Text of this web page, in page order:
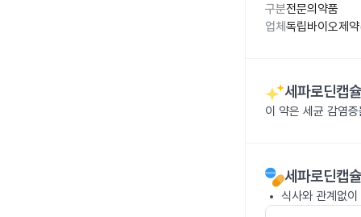
구분전문의약품
업체 독립바이오제
세파로딘캡
이 약은 세균 감염
세파로딘캡
식사와 관계없